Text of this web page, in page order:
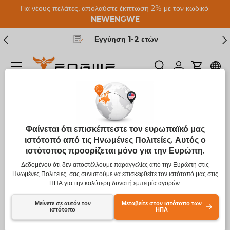
Μετάβαση στο περιεχόμενο
Για νέους πελάτες, απολαύστε έκπτωση 2% με τον κωδικό:
NEWENGWE
Προηγούμενος
Εγγύηση 1-2 ετών
ΕρευναΣυνδεθείτε
Μενού
Φαίνεται ότι επισκέπτεστε τον ευρωπαϊκό μας
ιστότοπό από τις Ηνωμένες Πολιτείες. Αυτός ο
ιστότοπος προορίζεται μόνο για την Ευρώπη.
Δεδομένου ότι δεν αποστέλλουμε παραγγελίες από την Ευρώπη στις
Ηνωμένες Πολιτείες, σας συνιστούμε να επισκεφθείτε τον ιστότοπό μας στις
ΗΠΑ για την καλύτερη δυνατή εμπειρία αγορών.
Μείνετε σε αυτόν τον
ιστότοπο
Μεταβείτε στον ιστότοπο των
ΗΠΑ